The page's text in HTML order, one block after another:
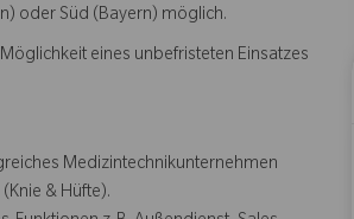
oder Süd (Bayern) möglich.
eines unbefristeten Einsatzes
Medizintechnikunternehmen
& Hüfte).